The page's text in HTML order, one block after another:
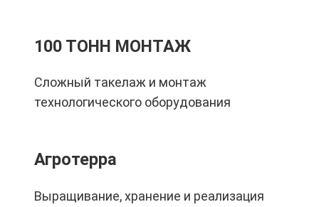
100 ТОНН МОНТАЖ
Сложный такелаж и монтаж
технологического оборудования
Агротерра
Выращивание, хранение и реализация